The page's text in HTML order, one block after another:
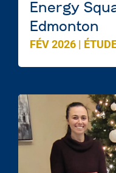
Energy
Edmonton
FÉV 2026 |